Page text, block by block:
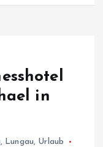
in
, Lungau, Urlaub